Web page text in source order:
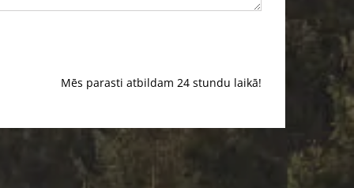
Mēs parasti atbildam 24 stundu laikā!